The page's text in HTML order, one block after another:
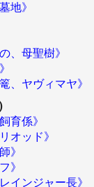
地》
、母聖樹》
、ヤヴィマヤ》
育係》
オッド》
》
》
インジャー長》